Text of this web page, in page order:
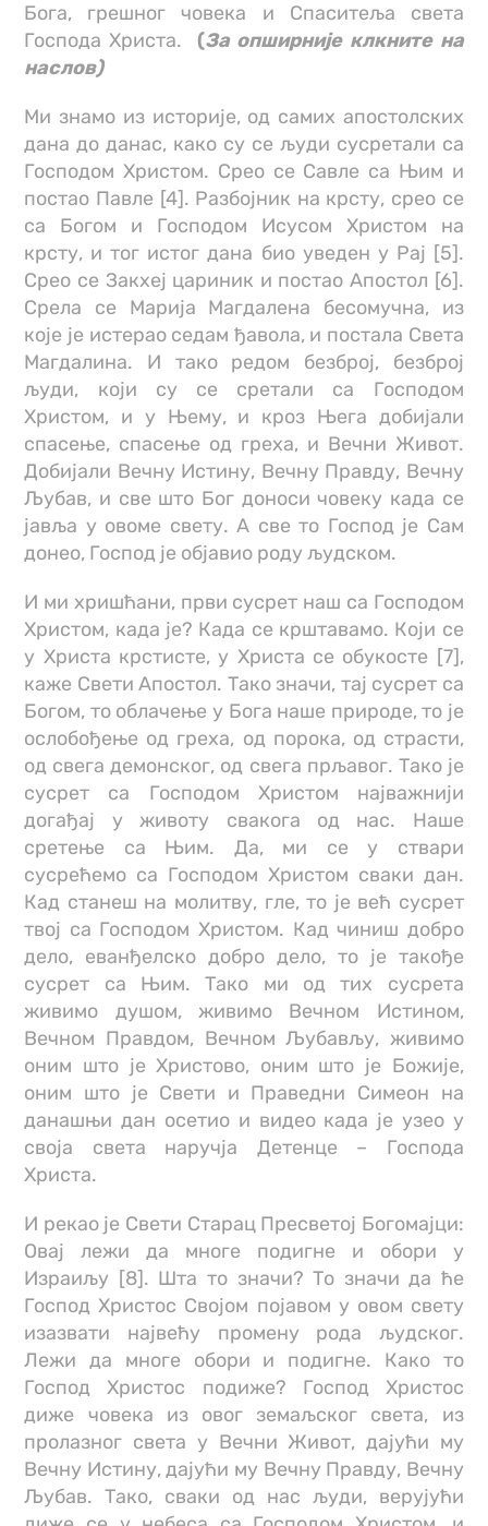
Бога, грешног човека и Спаситеља света
Господа Христа. (За опширније клкните на
наслов)
Ми знамо из историје, од самих апостолских
дана до данас, како су се људи сусретали са
Господом Христом. Срео се Савле са Њим и
постао Павле [4]. Разбојник на крсту, срео се
са Богом и Господом Исусом Христом на
крсту, и тог истог дана био уведен у Рај [5].
Срео се Закхеј цариник и постао Апостол [6].
Срела се Марија Магдалена бесомучна, из
које је истерао седам ђавола, и постала Света
Магдалина. И тако редом безброј, безброј
људи, који су се сретали са Господом
Христом, и у Њему, и кроз Њега добијали
спасење, спасење од греха, и Вечни Живот.
Добијали Вечну Истину, Вечну Правду, Вечну
Љубав, и све што Бог доноси човеку када се
јавља у овоме свету. А све то Господ је Сам
донео, Господ је објавио роду људском.
И ми хришћани, први сусрет наш са Господом
Христом, када је? Када се крштавамо. Који се
у Христа крстисте, у Христа се обукосте [7],
каже Свети Апостол. Тако значи, тај сусрет са
Богом, то облачење у Бога наше природе, то је
ослобођење од греха, од порока, од страсти,
од свега демонског, од свега прљавог. Тако је
сусрет са Господом Христом најважнији
догађај у животу свакога од нас. Наше
сретење са Њим. Да, ми се у ствари
сусрећемо са Господом Христом сваки дан.
Кад станеш на молитву, гле, то је већ сусрет
твој са Господом Христом. Кад чиниш добро
дело, еванђелско добро дело, то је такође
сусрет са Њим. Тако ми од тих сусрета
живимо душом, живимо Вечном Истином,
Вечном Правдом, Вечном Љубављу, живимо
оним што је Христово, оним што је Божије,
оним што је Свети и Праведни Симеон на
данашњи дан осетио и видео када је узео у
своја света наручја Детенце – Господа
Христа.
И рекао је Свети Старац Пресветој Богомајци:
Овај лежи да многе подигне и обори у
Израиљу [8]. Шта то значи? То значи да ће
Господ Христос Својом појавом у овом свету
изазвати највећу промену рода људског.
Лежи да многе обори и подигне. Како то
Господ Христос подиже? Господ Христос
диже човека из овог земаљског света, из
пролазног света у Вечни Живот, дајући му
Вечну Истину, дајући му Вечну Правду, Вечну
Љубав. Тако, сваки од нас људи, верујући